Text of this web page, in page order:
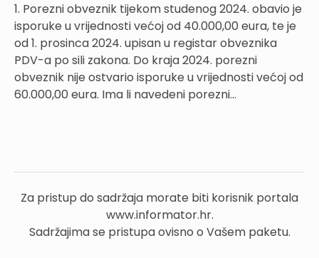
1. Porezni obveznik tijekom studenog 2024. obavio je
isporuke u vrijednosti većoj od 40.000,00 eura, te je
od 1. prosinca 2024. upisan u registar obveznika
PDV-a po sili zakona. Do kraja 2024. porezni
obveznik nije ostvario isporuke u vrijednosti većoj od
60.000,00 eura. Ima li navedeni porezni...
Za pristup do sadržaja morate biti korisnik portala
www.informator.hr.
Sadržajima se pristupa ovisno o Vašem paketu.